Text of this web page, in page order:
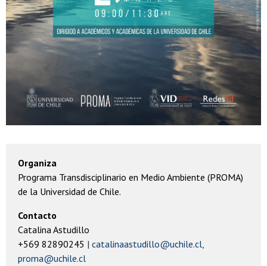
Organiza
Programa Transdisciplinario en Medio Ambiente (PROMA)
de la Universidad de Chile.
Contacto
Catalina Astudillo
+569 82890245
catalinaastudillo@uchile.cl,
proma@uchile.cl